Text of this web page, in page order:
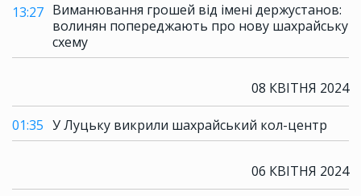
13:27 Виманювання грошей від імені держустанов:
волинян попереджають про нову шахрайську
схему
08 КВІТНЯ 2024
01:35 У Луцьку викрили шахрайський кол-центр
06 КВІТНЯ 2024